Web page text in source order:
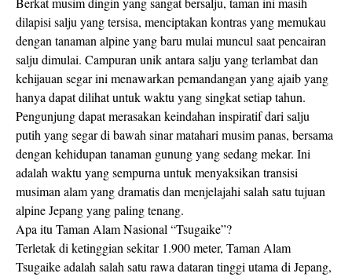
dilapisi salju yang tersisa, menciptakan kontras yang memukau
dengan tanaman alpine yang baru mulai muncul saat pencairan
salju dimulai. Campuran unik antara salju yang terlambat dan
kehijauan segar ini menawarkan pemandangan yang ajaib yang
hanya dapat dilihat untuk waktu yang singkat setiap tahun.
Pengunjung dapat merasakan keindahan inspiratif dari salju
putih yang segar di bawah sinar matahari musim panas, bersama
dengan kehidupan tanaman gunung yang sedang mekar. Ini
adalah waktu yang sempurna untuk menyaksikan transisi
musiman alam yang dramatis dan menjelajahi salah satu tujuan
alpine Jepang yang paling tenang.
Apa itu Taman Alam Nasional “Tsugaike”?
Terletak di ketinggian sekitar 1.900 meter, Taman Alam
Tsugaike adalah salah satu rawa dataran tinggi utama di Jepang,